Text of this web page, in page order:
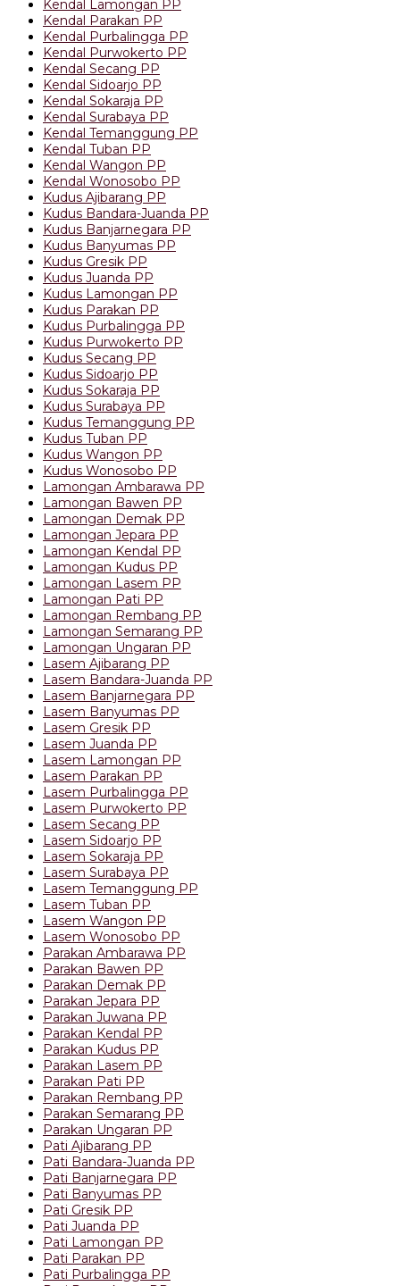
Kendal Lamongan PP
Kendal Parakan PP
Kendal Purbalingga PP
Kendal Purwokerto PP
Kendal Secang PP
Kendal Sidoarjo PP
Kendal Sokaraja PP
Kendal Surabaya PP
Kendal Temanggung PP
Kendal Tuban PP
Kendal Wangon PP
Kendal Wonosobo PP
Kudus Ajibarang PP
Kudus Bandara-Juanda PP
Kudus Banjarnegara PP
Kudus Banyumas PP
Kudus Gresik PP
Kudus Juanda PP
Kudus Lamongan PP
Kudus Parakan PP
Kudus Purbalingga PP
Kudus Purwokerto PP
Kudus Secang PP
Kudus Sidoarjo PP
Kudus Sokaraja PP
Kudus Surabaya PP
Kudus Temanggung PP
Kudus Tuban PP
Kudus Wangon PP
Kudus Wonosobo PP
Lamongan Ambarawa PP
Lamongan Bawen PP
Lamongan Demak PP
Lamongan Jepara PP
Lamongan Kendal PP
Lamongan Kudus PP
Lamongan Lasem PP
Lamongan Pati PP
Lamongan Rembang PP
Lamongan Semarang PP
Lamongan Ungaran PP
Lasem Ajibarang PP
Lasem Bandara-Juanda PP
Lasem Banjarnegara PP
Lasem Banyumas PP
Lasem Gresik PP
Lasem Juanda PP
Lasem Lamongan PP
Lasem Parakan PP
Lasem Purbalingga PP
Lasem Purwokerto PP
Lasem Secang PP
Lasem Sidoarjo PP
Lasem Sokaraja PP
Lasem Surabaya PP
Lasem Temanggung PP
Lasem Tuban PP
Lasem Wangon PP
Lasem Wonosobo PP
Parakan Ambarawa PP
Parakan Bawen PP
Parakan Demak PP
Parakan Jepara PP
Parakan Juwana PP
Parakan Kendal PP
Parakan Kudus PP
Parakan Lasem PP
Parakan Pati PP
Parakan Rembang PP
Parakan Semarang PP
Parakan Ungaran PP
Pati Ajibarang PP
Pati Bandara-Juanda PP
Pati Banjarnegara PP
Pati Banyumas PP
Pati Gresik PP
Pati Juanda PP
Pati Lamongan PP
Pati Parakan PP
Pati Purbalingga PP